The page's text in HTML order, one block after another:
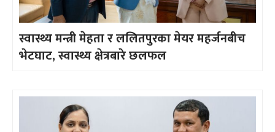
स्वास्थ्य मन्त्री मेहता र ललितपुरका मेयर महर्जनबीच
भेटघाट, स्वास्थ्य क्षेत्रबारे छलफल